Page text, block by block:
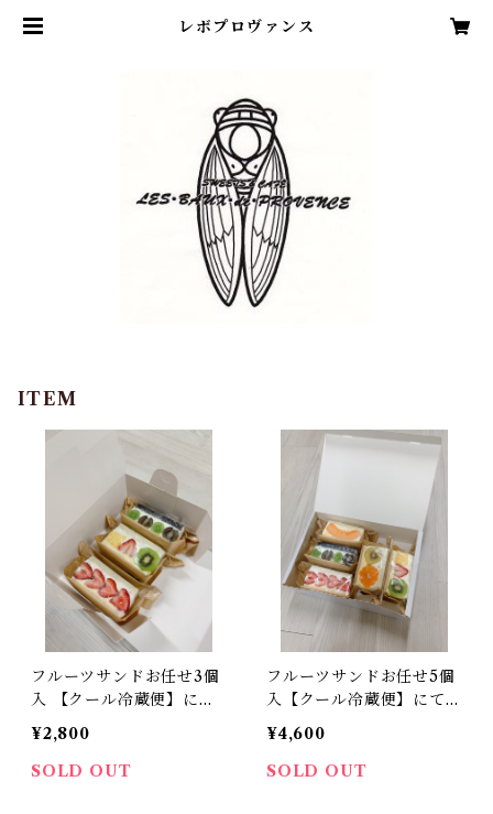
レボプロヴァンス
ITEM
フルーツサンドお任せ3個
入 【クール冷蔵便】にて
お届けします到着後はすぐ
に冷蔵庫へ保管の上、到着
日の翌日までにお召し上が
¥2,800
SOLD OUT
フルーツサンドお任せ5個
入【クール冷蔵便】にてお
届けします到着後はすぐに
冷蔵庫へ保管の上、到着日
の翌日までにお召し上がり
¥4,600
SOLD OUT